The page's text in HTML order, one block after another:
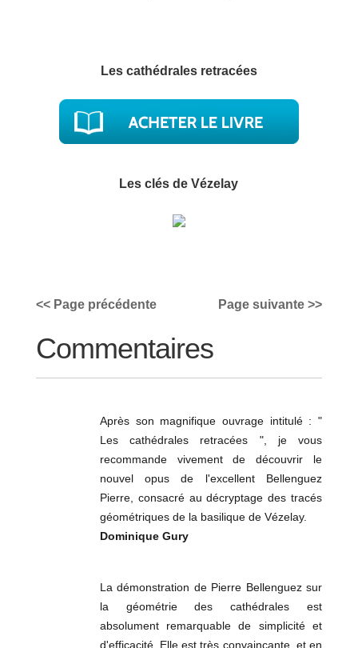
Les cathédrales retracées
Les clés de Vézelay
<< Page précédente Page suivante >>
Commentaires
Après son magnifique ouvrage intitulé : "
Les cathédrales retracées ", je vous
recommande vivement de découvrir le
nouvel opus de l'excellent Bellenguez
Pierre, consacré au décryptage des tracés
géométriques de la basilique de Vézelay.
Dominique Gury
La démonstration de Pierre Bellenguez sur
la géométrie des cathédrales est
absolument remarquable de simplicité et
d'efficacité. Elle est très convaincante, et en